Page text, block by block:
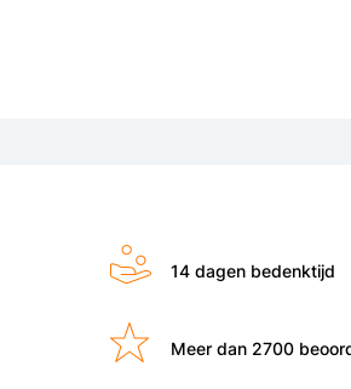
14 dagen bedenktijd
Meer dan 2700